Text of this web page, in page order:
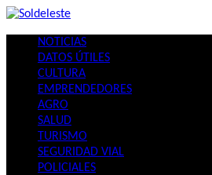
Skip
contentNOTICIAS
DATOS ÚTILES
CULTURA
EMPRENDEDORES
AGRO
SALUD
TURISMO
SEGURIDAD VIAL
POLICIALES